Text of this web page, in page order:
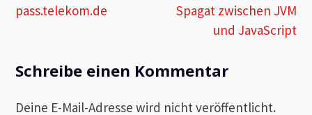
pass.telekom.de
Spagat zwischen JVM
und JavaScript
Schreibe einen Kommentar
Deine E-Mail-Adresse wird nicht veröffentlicht.